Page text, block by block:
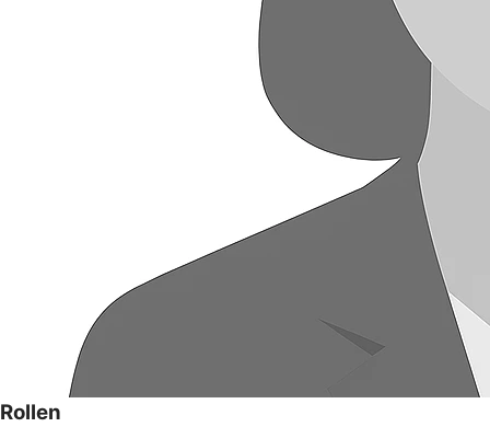
Rollen